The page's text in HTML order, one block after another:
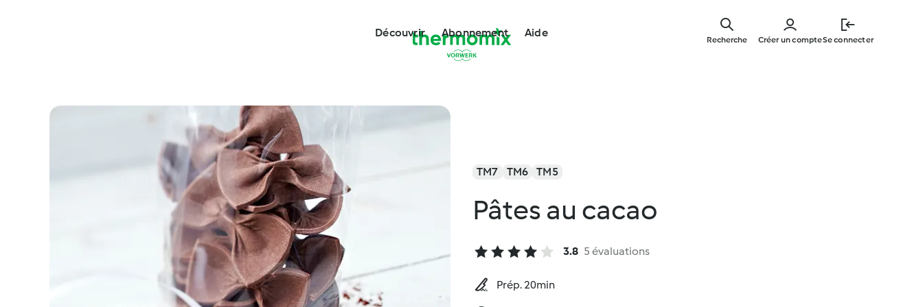
main
Découvrir Abonnement Aide
Créer un compteSe connecter
Recherche
TM7 TM6 TM5
Pâtes au cacao
3.8 5 évaluations
Prép. 20min